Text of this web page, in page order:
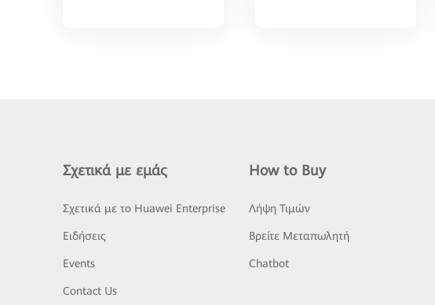
Σχετικά με εμάς
Σχετικά με το Huawei Enterprise
Ειδήσεις
Events
Contact Us
How to Buy
Λήψη Τιμών
Βρείτε Μεταπωλητή
Chatbot